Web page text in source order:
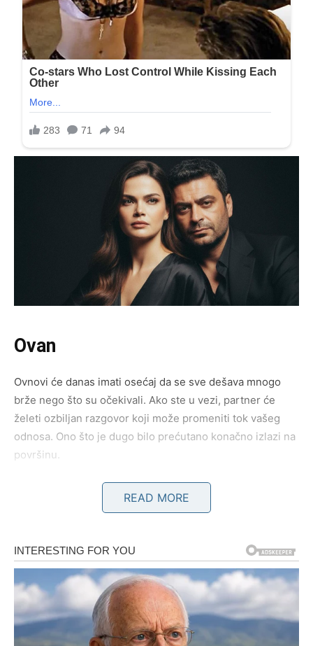
Ovan
Ovnovi će danas imati osećaj da se sve dešava mnogo
brže nego što su očekivali. Ako ste u vezi, partner će
želeti ozbiljan razgovor koji može promeniti tok vašeg
odnosa. Ono što je dugo bilo prećutano konačno izlazi na
površinu.
Nemojte reagovati impulsivno. Upravo iskrenost može
spasiti ljubav koja je poslednjih nedelja prolazila kroz
postati mnogo stabilniji nego ranije.
Slobodni Ovnovi privlače pažnju osobe koja ih već dugo
posmatra. Moguće je poznanstvo preko posla, prijatelja ili
društvenih mreža. Jedna sasvim obična poruka mogla bi
da pokrene priču koja će trajati godinama.
READ MORE